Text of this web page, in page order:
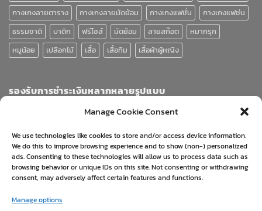
Manage Cookie Consent
We use technologies like cookies to store and/or access device information.
We do this to improve browsing experience and to show (non-) personalized
ads. Consenting to these technologies will allow us to process data such as
browsing behavior or unique IDs on this site. Not consenting or withdrawing
consent, may adversely affect certain features and functions.
Manage options
กางเกงลายตาราง
กางเกงลายมัดย้อม กางเกงแฟชั่น
กางเกงแฟช่น
ธรรมชาติ
บาติก ฟรีไซส์ มัดย้อม ลายสก๊อต
หมากรุก
หมูน้อย
เปลือกไม้ เสื้อ เสื้อทีม เสื้อผ้าผู้หญิง
รองรับการชำระเงินหลากหลายรูปแบบ